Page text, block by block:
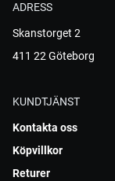
ADRESS
Skanstorget 2
411 22 Göteborg
KUNDTJÄNST
Kontakta oss
Köpvillkor
Returer